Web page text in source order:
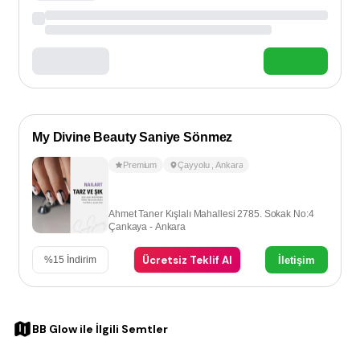
My Divine Beauty Saniye Sönmez
Premium Çayyolu ,Ankara
Ahmet Taner Kışlalı Mahallesi 2785. Sokak No:4
Çankaya - Ankara
%15 İndirim Ücretsiz Teklif Al İletişim
BB Glow ile İlgili Semtler